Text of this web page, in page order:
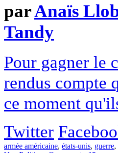
parAnaïs
Tandy
Pour gagner le
rendus compte
ce moment
Twitter
armée américaine, états-unis, guerre,